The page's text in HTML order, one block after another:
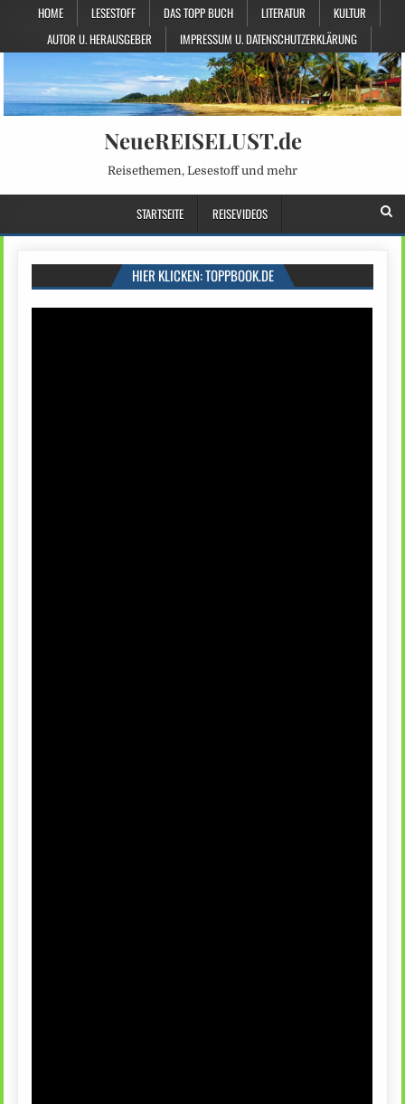
HOME LESESTOFF DAS TOPP BUCH LITERATUR
KULTUR
AUTOR U. HERAUSGEBER
IMPRESSUM U. DATENSCHUTZERKLÄRUNG
NeueREISELUST.de
Reisethemen, Lesestoff und mehr
STARTSEITE REISEVIDEOS
HIER KLICKEN: TOPPBOOK.DE